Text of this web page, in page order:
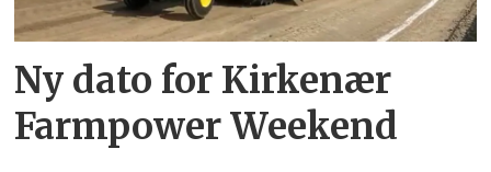
Ny dato for Kirkenær
Farmpower Weekend